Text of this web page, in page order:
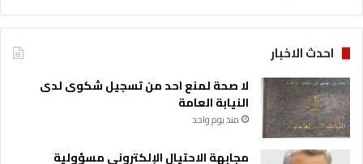
احدث الاخبار
لا صحة لمنع احد من تسجيل شكوى لدى
النيابة العامة
منذ يوم واحد
مجابهة الاحتيال الإلكتروني مسؤولية